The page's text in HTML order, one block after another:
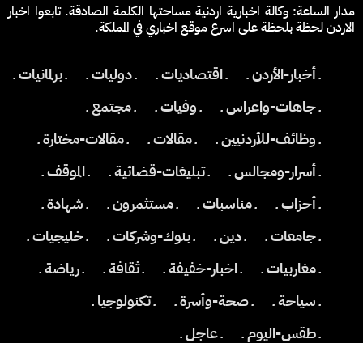
مدار الساعة: وكالة اخبارية اردنية مساحتها الكلمة الصادقة. تابعوا اخبار
الاردن لحظة بلحظة على اسرع موقع اخباري في المملكة.
ـ أخبار-الأردن ـ ـ اقتصاديات ـ ـ دوليات ـ
ـ برلمانيات ـ
ـ جاهات-واعراس ـ
ـ وفيات ـ
ـ مجتمع ـ
ـ وظائف-للأردنيين ـ
ـ مقالات ـ
ـ مقالات-مختارة ـ
ـ أسرار-ومجالس ـ
ـ تبليغات-قضائية ـ
ـ الموقف ـ
ـ أحزاب ـ
ـ مناسبات ـ ـ مستثمرون ـ
ـ شهادة ـ
ـ جامعات ـ
ـ دين ـ ـ بنوك-وشركات ـ
ـ خليجيات ـ
ـ مغاربيات ـ
ـ اخبار-خفيفة ـ ـ ثقافة ـ
ـ رياضة ـ
ـ سياحة ـ
ـ صحة-وأسرة ـ
ـ تكنولوجيا ـ
ـ طقس-اليوم ـ
ـ عاجل ـ